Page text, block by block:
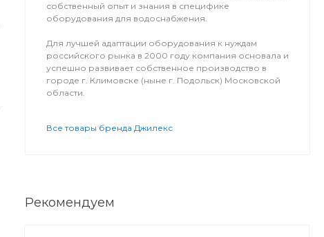
собственный опыт и знания в специфике
оборудования для водоснабжения.
Для лучшей адаптации оборудования к нуждам
российского рынка в 2000 году компания основала и
успешно развивает собственное производство в
городе г. Климовске (ныне г. Подольск) Московской
области.
Все товары бренда Джилекс
Рекомендуем